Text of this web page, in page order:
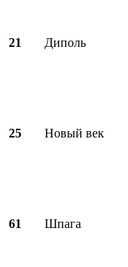
21 Диполь
25 Новый век
61 Шпага